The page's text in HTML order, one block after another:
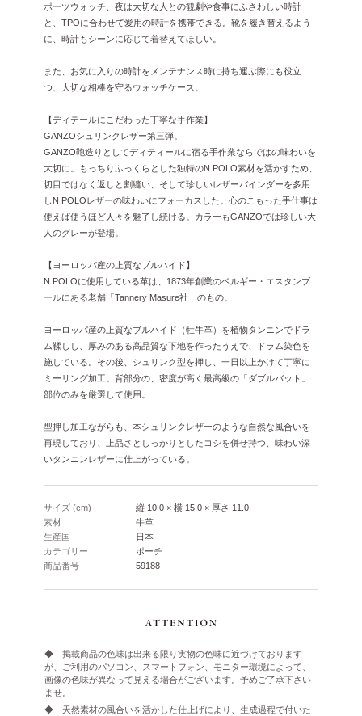
ポーツウォッチ、夜は大切な人との観劇や食事にふさわしい時計
と、TPOに合わせて愛用の時計を携帯できる。靴を履き替えるよう
に、時計もシーンに応じて着替えてほしい。
また、お気に入りの時計をメンテナンス時に持ち運ぶ際にも役立
つ、大切な相棒を守るウォッチケース。
【ディテールにこだわった丁寧な手作業】
GANZOシュリンクレザー第三弾。
GANZO鞄造りとしてディティールに宿る手作業ならではの味わいを
大切に。もっちりふっくらとした独特のN POLO素材を活かすため、
切目ではなく返しと割縫い、そして珍しいレザーバインダーを多用
しN POLOレザーの味わいにフォーカスした。心のこもった手仕事は
使えば使うほど人々を魅了し続ける。カラーもGANZOでは珍しい大
人のグレーが登場。
【ヨーロッパ産の上質なブルハイド】
N POLOに使用している革は、1873年創業のベルギー・エスタンブ
ールにある老舗「Tannery Masure社」のもの。
ヨーロッパ産の上質なブルハイド（牡牛革）を植物タンニンでドラ
ム鞣しし、厚みのある高品質な下地を作ったうえで、ドラム染色を
施している。その後、シュリンク型を押し、一日以上かけて丁寧に
ミーリング加工。背部分の、密度が高く最高級の「ダブルバット」
部位のみを厳選して使用。
型押し加工ながらも、本シュリンクレザーのような自然な風合いを
再現しており、上品さとしっかりとしたコシを併せ持つ、味わい深
いタンニンレザーに仕上がっている。
サイズ (cm)
縦 10.0 × 横 15.0 × 厚さ 11.0
素材
牛革
生産国
日本
カテゴリー
ポーチ
商品番号
59188
◆ 掲載商品の色味は出来る限り実物の色味に近づけております
が、ご利用のパソコン、スマートフォン、モニター環境によって、
画像の色味が異なって見える場合がございます。予めご了承下さい
ませ。
◆ 天然素材の風合いを活かした仕上げにより、生成過程で付いた